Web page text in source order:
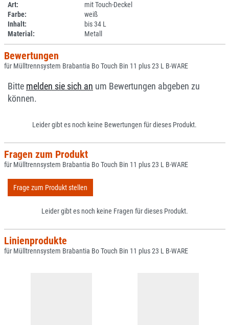
Art:
mit Touch-Deckel
Farbe:
weiß
Inhalt:
bis 34 L
Material:
Metall
Bewertungen
für Mülltrennsystem Brabantia Bo Touch Bin 11 plus 23 L B-WARE
Bitte melden sie sich an um Bewertungen abgeben zu
können.
Leider gibt es noch keine Bewertungen für dieses Produkt.
Fragen zum Produkt
für Mülltrennsystem Brabantia Bo Touch Bin 11 plus 23 L B-WARE
Frage zum Produkt stellen
Leider gibt es noch keine Fragen für dieses Produkt.
Linienprodukte
für Mülltrennsystem Brabantia Bo Touch Bin 11 plus 23 L B-WARE